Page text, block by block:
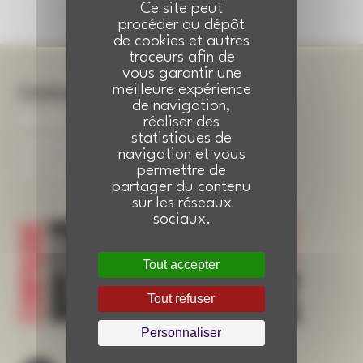
compagnie@tire-laine.com
50 rue de Thumesnil
Lille - Quartier de Moulins
RECEVOIR LA NEWSLETTER
Ce site peut
procéder au dépôt
de cookies et autres
traceurs afin de
vous garantir une
meilleure expérience
de navigation,
réaliser des
statistiques de
navigation et vous
permettre de
partager du contenu
sur les réseaux
sociaux.
Tout accepter
Tout refuser
Personnaliser